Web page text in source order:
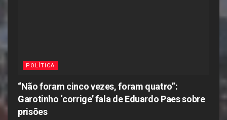
POLÍTICA
“Não foram cinco vezes, foram quatro”:
Garotinho ‘corrige’ fala de Eduardo Paes sobre
prisões